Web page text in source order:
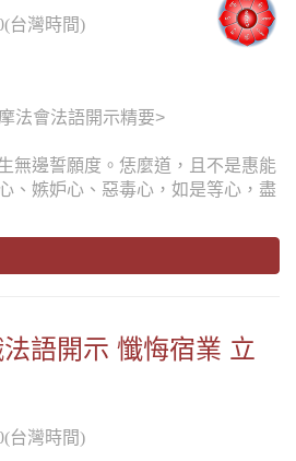
台灣時間)
法會法語開示精要>
無邊誓願度。恁麼道，且不是惠能
、嫉妒心、惡毒心，如是等心，盡
語開示 懺悔宿業 立
台灣時間)